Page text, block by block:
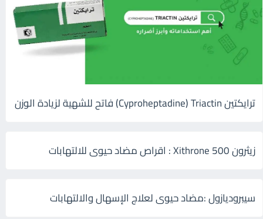
ترايكتين Cyproheptadine) Triactin) فاتح للشهية لزيادة الوزن
زيثرون 500 Xithrone : اقراص مضاد حيوى للالتهابات
سيبروديازول :مضاد حيوى لعلاج الإسهال والالتهابات